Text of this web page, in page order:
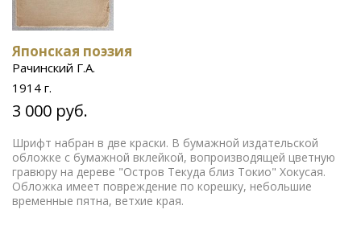
Японская поэзия
Рачинский Г.А.
1914 г.
3 000 руб.
Шрифт набран в две краски. В бумажной издательской
обложке с бумажной вклейкой, вопроизводящей цветную
гравюру на дереве "Остров Текуда близ Токио" Хокусая.
Обложка имеет повреждение по корешку, небольшие
временные пятна, ветхие края.